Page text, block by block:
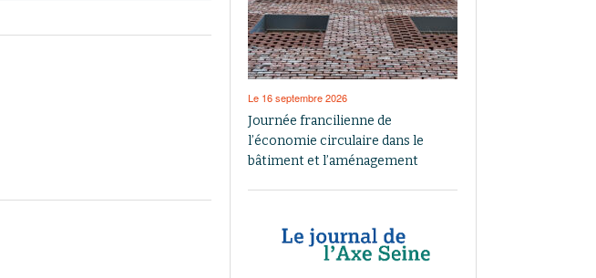
Le 16 septembre 2026
Journée francilienne de
l’économie circulaire dans le
bâtiment et l’aménagement